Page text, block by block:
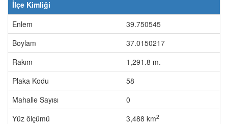
İlçe Kimliği
Enlem
39.750545
Boylam
37.0150217
Rakım
1,291.8 m.
Plaka Kodu
58
Mahalle Sayısı
0
Yüz ölçümü
3,488 km2